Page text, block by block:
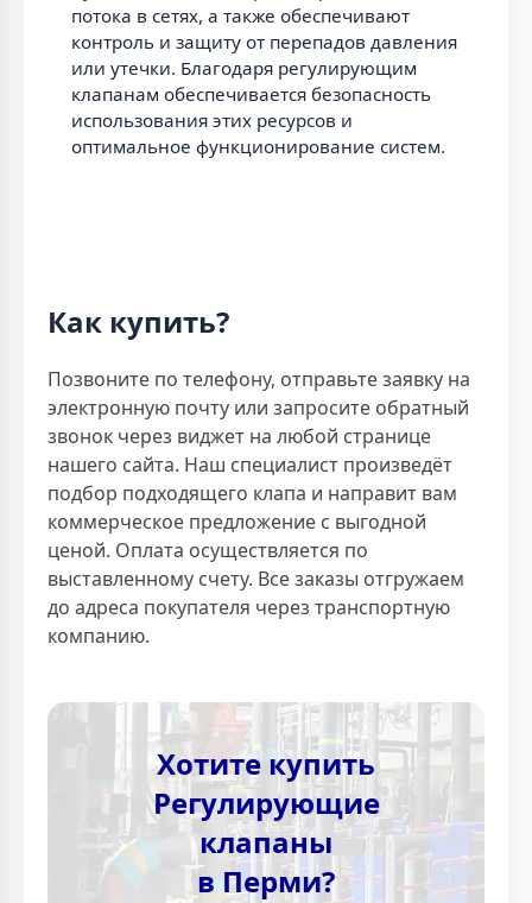
потока в сетях, а также обеспечивают
контроль и защиту от перепадов давления
или утечки. Благодаря регулирующим
клапанам обеспечивается безопасность
использования этих ресурсов и
оптимальное функционирование систем.
Как купить?
Позвоните по телефону, отправьте заявку на
электронную почту или запросите обратный
звонок через виджет на любой странице
нашего сайта. Наш специалист произведёт
подбор подходящего клапа и направит вам
коммерческое предложение с выгодной
ценой. Оплата осуществляется по
выставленному счету. Все заказы отгружаем
до адреса покупателя через транспортную
компанию.
Хотите купить
Регулирующие
клапаны
в Перми?